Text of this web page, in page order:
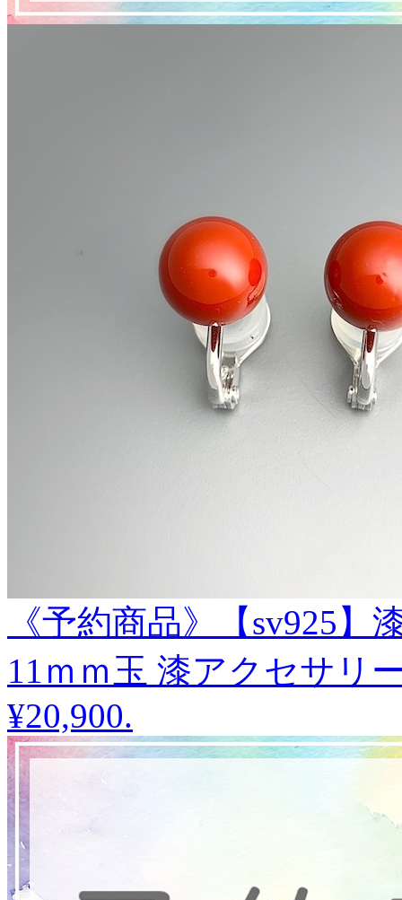
《予約商品》【sv925
11ｍｍ玉 漆アクセサリ
¥20,900.